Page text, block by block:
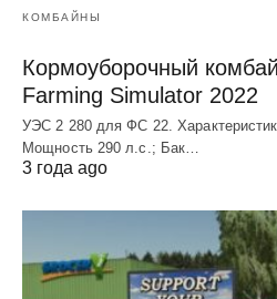
КОМБАЙНЫ
Кормоуборочный
Farming Simulator 2022
УЭC 2 280 для ФС 22.
Мощность 290 л.с.; Бак…
3 года ago